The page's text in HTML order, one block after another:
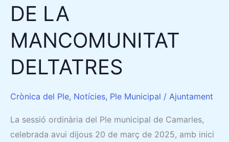
DE LA
MANCOMUNITAT
DELTATRES
Crònica del Ple, Notícies, Ple Municipal / Ajuntament
La sessió ordinària del Ple municipal de Camarles,
celebrada avui dijous 20 de març de 2025, amb inici